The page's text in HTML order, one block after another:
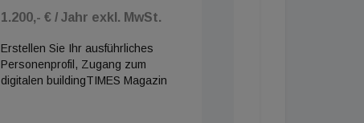
1.200,- € / Jahr exkl. MwSt.
Erstellen Sie Ihr ausführliches
Personenprofil, Zugang zum
digitalen buildingTIMES Magazin